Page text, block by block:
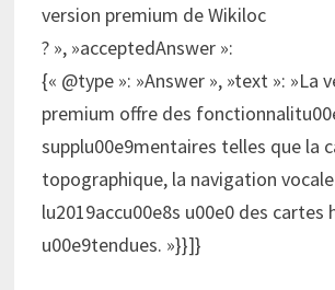
version premium de Wikiloc
? », »acceptedAnswer »:
{« @type »: »Answer », »text »: »La
premium offre des
supplu00e9mentaires telles que la
topographique, la navigation
lu2019accu00e8s u00e0 des cartes
u00e9tendues. »}}]}